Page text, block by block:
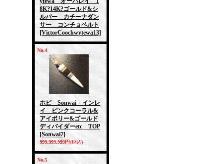
8K?14K?ゴールド&シ
ルバー カチーナダン
サー コンチョベルト
[VictorCoochwytewa13]
No.4
ホピ Sonwai インレ
イ ピンクコーラル&
アイボリー&ゴールド
ディバイダーetc TOP
[Sonwai7]
999,999,999円(税込)
No.5